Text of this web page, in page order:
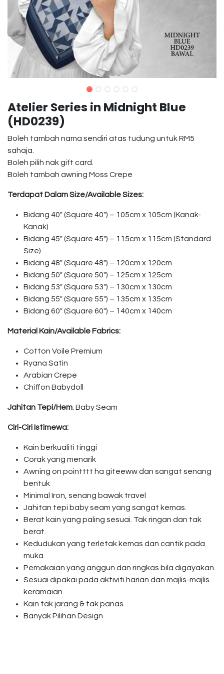
Atelier Series in Midnight Blue
(HD0239)
Boleh tambah nama sendiri atas tudung untuk RM5
sahaja.
Boleh pilih nak gift card.
Boleh tambah awning Moss Crepe
Terdapat Dalam Size/Available Sizes:
Bidang 40″ (Square 40″) – 105cm x 105cm (Kanak-
Kanak)
Bidang 45″ (Square 45″) – 115cm x 115cm (Standard
Size)
Bidang 48″ (Square 48″) – 120cm x 120cm
Bidang 50″ (Square 50″) – 125cm x 125cm
Bidang 53″ (Square 53″) – 130cm x 130cm
Bidang 55″ (Square 55″) – 135cm x 135cm
Bidang 60″ (Square 60″) – 140cm x 140cm
Material Kain/Available Fabrics:
Cotton Voile Premium
Ryana Satin
Arabian Crepe
Chiffon Babydoll
Jahitan Tepi/Hem: Baby Seam
Ciri-Ciri Istimewa:
Kain berkualiti tinggi
Corak yang menarik
Awning on pointttt ha giteeww dan sangat senang
bentuk
Minimal Iron, senang bawak travel
Jahitan tepi baby seam yang sangat kemas.
Berat kain yang paling sesuai. Tak ringan dan tak
berat.
Kedudukan yang terletak kemas dan cantik pada
muka
Pemakaian yang anggun dan ringkas bila digayakan.
Sesuai dipakai pada aktiviti harian dan majlis-majlis
keramaian.
Kain tak jarang & tak panas
Banyak Pilihan Design